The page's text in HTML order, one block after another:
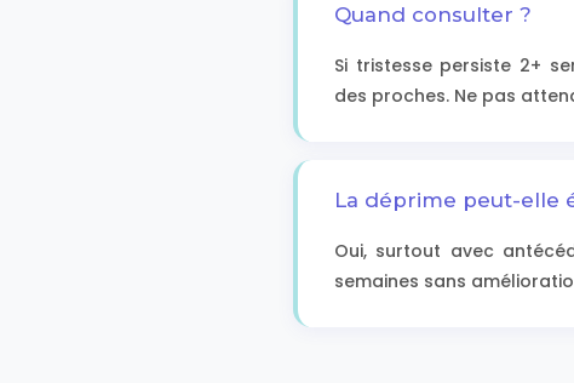
Quand consulter ?
Si tristesse persiste 2+
des proches. Ne pas
La déprime peut-elle
Oui, surtout avec
semaines sans